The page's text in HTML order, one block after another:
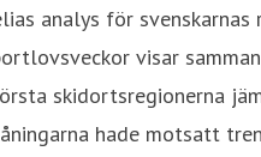
analys för
visar
skidortsregionerna
hade motsatt